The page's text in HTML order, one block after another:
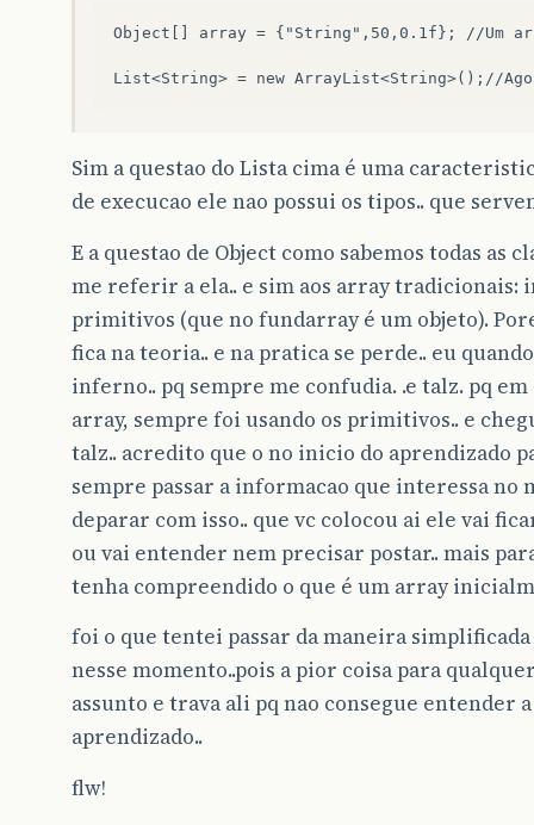
Object[] array = {"String",50,0.1f}; //Um
Sim a questao do Lista cima é uma
de execucao ele nao possui os tipos.. que
E a questao de Object como sabemos todas as
me referir a ela.. e sim aos array tradicionais:
primitivos (que no fundarray é um objeto).
fica na teoria.. e na pratica se perde.. eu
inferno.. pq sempre me confudia. .e talz. pq
array, sempre foi usando os primitivos.. e
talz.. acredito que o no inicio do aprendizado
sempre passar a informacao que interessa no
deparar com isso.. que vc colocou ai ele vai
ou vai entender nem precisar postar.. mais
tenha compreendido o que é um array
foi o que tentei passar da maneira
nesse momento..pois a pior coisa para
assunto e trava ali pq nao consegue entender
aprendizado..
flw!